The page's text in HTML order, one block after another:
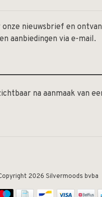
nieuwsbrief en
aanbiedingen via e-mail.
na aanmaak van
2026 Silvermoods bvba